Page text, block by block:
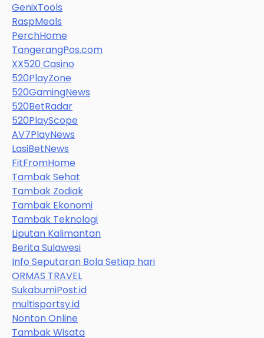
GenixTools
RaspMeals
PerchHome
TangerangPos.com
XX520 Casino
520PlayZone
520GamingNews
520BetRadar
520PlayScope
AV7PlayNews
LasiBetNews
FitFromHome
Tambak Sehat
Tambak Zodiak
Tambak Ekonomi
Tambak Teknologi
Liputan Kalimantan
Berita Sulawesi
Info Seputaran Bola Setiap hari
ORMAS TRAVEL
SukabumiPost.id
multisportsy.id
Nonton Online
Tambak Wisata